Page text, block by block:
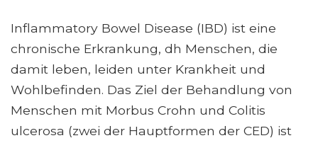
Inflammatory Bowel Disease (IBD) ist eine
chronische Erkrankung, dh Menschen, die
damit leben, leiden unter Krankheit und
Wohlbefinden. Das Ziel der Behandlung von
Menschen mit Morbus Crohn und Colitis
ulcerosa (zwei der Hauptformen der CED) ist